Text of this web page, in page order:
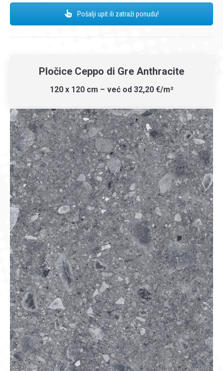
Pošalji upit ili zatraži ponudu!
Pločice Ceppo di Gre Anthracite
120 x 120 cm – već od 32,20 €/m²